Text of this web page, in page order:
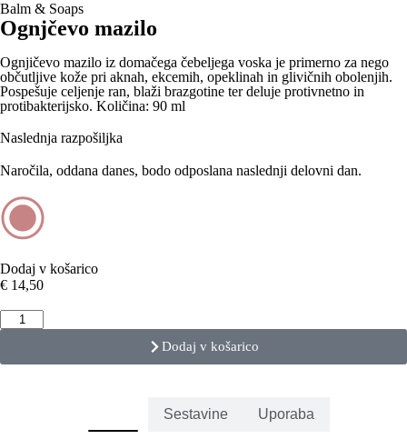
Balm & Soaps
Ognjčevo mazilo
Ognjičevo mazilo iz domačega čebeljega voska je primerno za nego
občutljive kože pri aknah, ekcemih, opeklinah in glivičnih obolenjih.
Pospešuje celjenje ran, blaži brazgotine ter deluje protivnetno in
protibakterijsko. Količina: 90 ml
Naslednja razpošiljka
Naročila, oddana danes, bodo odposlana naslednji delovni dan.
Dodaj v košarico
€ 14,50
Dodaj v košarico
Sestavine Uporaba